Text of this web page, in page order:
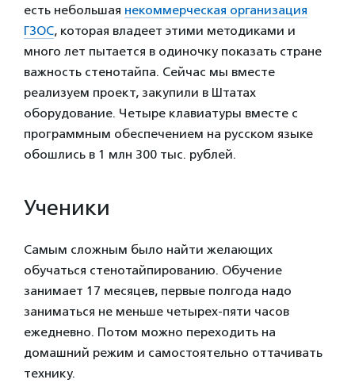
есть небольшая некоммерческая организация
ГЗОС, которая владеет этими методиками и
много лет пытается в одиночку показать стране
важность стенотайпа. Сейчас мы вместе
реализуем проект, закупили в Штатах
оборудование. Четыре клавиатуры вместе с
программным обеспечением на русском языке
обошлись в 1 млн 300 тыс. рублей.
Ученики
Самым сложным было найти желающих
обучаться стенотайпированию. Обучение
занимает 17 месяцев, первые полгода надо
заниматься не меньше четырех-пяти часов
ежедневно. Потом можно переходить на
домашний режим и самостоятельно оттачивать
технику.